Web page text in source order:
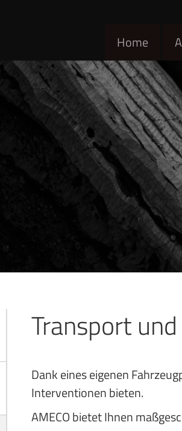
Home
Transport
Dank eines eigenen
Interventionen bieten.
AMECO bietet Ihnen